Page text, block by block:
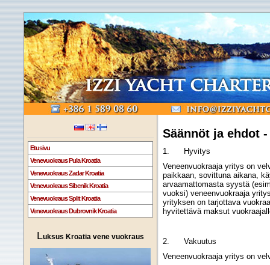
Etusivu
Venevuokraus Pula Kroatia
Venevuokraus Zadar Kroatia
Venevuokraus Sibenik Kroatia
Venevuokraus Split Kroatia
Venevuokraus Dubrovnik Kroatia
Luksus Kroatia vene vuokraus
Säännöt ja ehdot
1. Hyvitys
Veneenvuokraaja yritys on
paikkaan, sovittuna aikana,
arvaamattomasta syystä
vuoksi) veneenvuokraaja
yrityksen on tarjottava
hyvitettävä maksut
2. Vakuutus
Veneenvuokraaja yritys on